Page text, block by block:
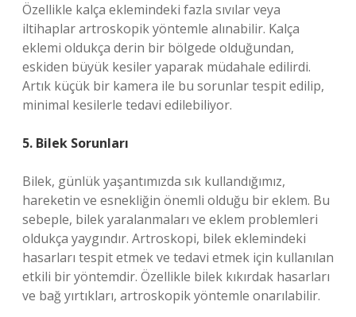
Özellikle kalça eklemindeki fazla sıvılar veya
iltihaplar artroskopik yöntemle alınabilir. Kalça
eklemi oldukça derin bir bölgede olduğundan,
eskiden büyük kesiler yaparak müdahale edilirdi.
Artık küçük bir kamera ile bu sorunlar tespit edilip,
minimal kesilerle tedavi edilebiliyor.
5. Bilek Sorunları
Bilek, günlük yaşantımızda sık kullandığımız,
hareketin ve esnekliğin önemli olduğu bir eklem. Bu
sebeple, bilek yaralanmaları ve eklem problemleri
oldukça yaygındır. Artroskopi, bilek eklemindeki
hasarları tespit etmek ve tedavi etmek için kullanılan
etkili bir yöntemdir. Özellikle bilek kıkırdak hasarları
ve bağ yırtıkları, artroskopik yöntemle onarılabilir.